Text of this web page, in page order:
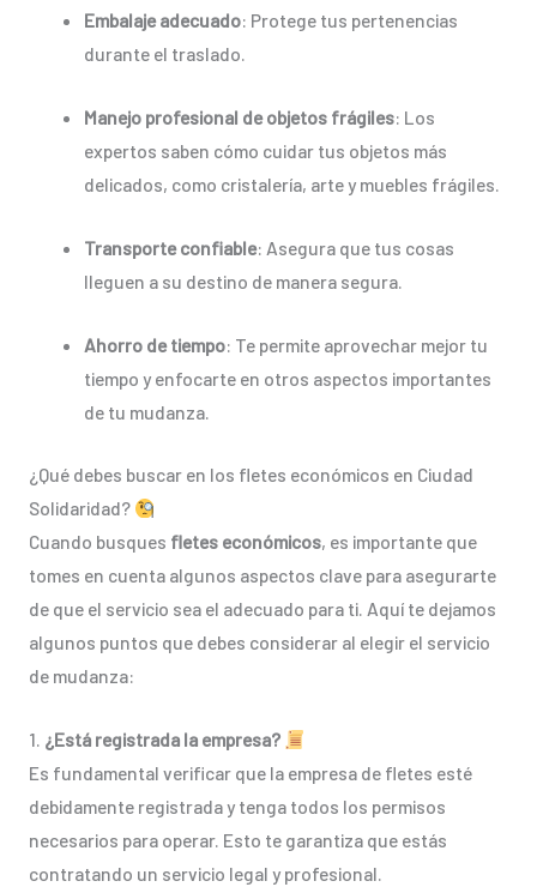
Embalaje adecuado: Protege tus pertenencias
durante el traslado.
Manejo profesional de objetos frágiles: Los
expertos saben cómo cuidar tus objetos más
delicados, como cristalería, arte y muebles frágiles.
Transporte confiable: Asegura que tus cosas
lleguen a su destino de manera segura.
Ahorro de tiempo: Te permite aprovechar mejor tu
tiempo y enfocarte en otros aspectos importantes
de tu mudanza.
¿Qué debes buscar en los fletes económicos en Ciudad
Solidaridad?
Cuando busques fletes económicos, es importante que
tomes en cuenta algunos aspectos clave para asegurarte
de que el servicio sea el adecuado para ti. Aquí te dejamos
algunos puntos que debes considerar al elegir el servicio
de mudanza:
1. ¿Está registrada la empresa?
Es fundamental verificar que la empresa de fletes esté
debidamente registrada y tenga todos los permisos
necesarios para operar. Esto te garantiza que estás
contratando un servicio legal y profesional.